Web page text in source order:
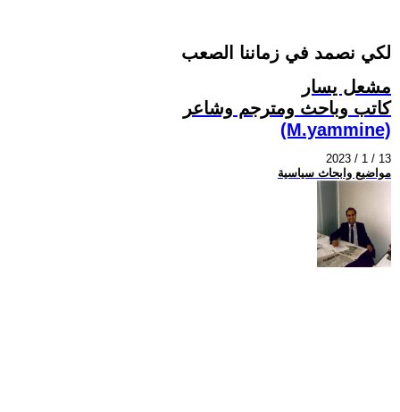
لكي نصمد في زماننا الصعب
مشعل يسار
كاتب وباحث ومترجم وشاعر
(M.yammine)
2023 / 1 / 13
مواضيع وابحاث سياسية